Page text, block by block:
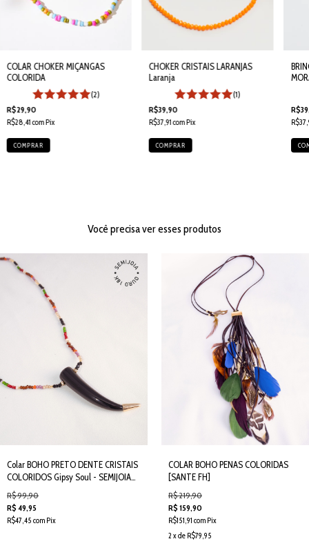
COLAR CHOKER MIÇANGAS
COLORIDA
(2)
R$29,90
R$28,41comPix
CHOKER CRISTAIS LARANJAS
Laranja
(1)
R$39,90
R$37,91comPix
Você precisa ver esses produtos
Colar BOHO PRETO DENTE CRISTAIS
COLORIDOS Gipsy Soul - SEMIJOIA
[SANTE FH]
R$ 99,90
R$ 49,95
R$47,45 com Pix
COLAR BOHO PENAS COLORIDAS
[SANTE FH]
R$ 219,90
R$ 159,90
R$151,91 com Pix
2 x de R$79,95